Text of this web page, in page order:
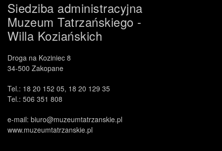
Siedziba administracyjna
Muzeum Tatrzańskiego -
Willa Koziańskich
Droga na Koziniec 8
34-500 Zakopane
Tel.: 18 20 152 05, 18 20 129 35
Tel.: 506 351 808
e-mail: biuro@muzeumtatrzanskie.pl
www.muzeumtatrzanskie.pl